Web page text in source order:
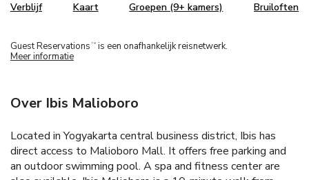
Verblijf Kaart Groepen (9+ kamers) Bruiloften
Guest Reservations TM is een onafhankelijk reisnetwerk.
Meer informatie
Over Ibis Malioboro
Located in Yogyakarta central business district, Ibis has
direct access to Malioboro Mall. It offers free parking and
an outdoor swimming pool. A spa and fitness center are